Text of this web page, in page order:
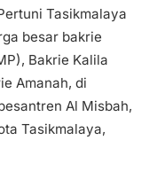
Tasikmalaya
besar bakrie
Bakrie Kalila
Amanah, di
Al Misbah,
Tasikmalaya,